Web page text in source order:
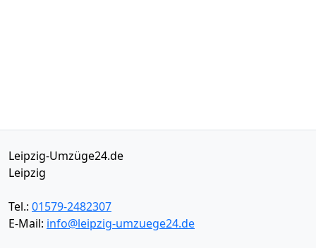
Leipzig-Umzüge24.de
Leipzig
Tel.: 01579-2482307
E-Mail: info@leipzig-umzuege24.de